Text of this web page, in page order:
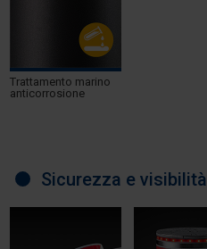
Trattamento marino
anticorrosione
Sicurezza e visibilità